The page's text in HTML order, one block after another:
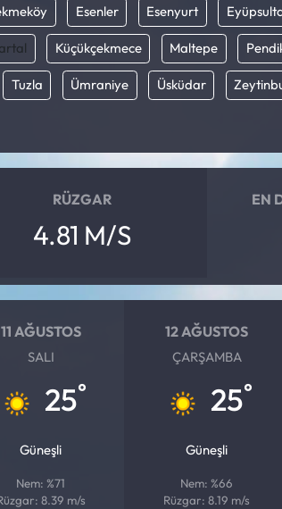
Esenler Esenyurt
Küçükçekmece Maltepe
Tuzla Ümraniye Üsküdar
RÜZGAR
4.81 M/S
EN
11 AĞUSTOS
SALI
25°
Güneşli
Nem: %71
8.39 m/s
12 AĞUSTOS
ÇARŞAMBA
25°
Güneşli
Nem: %66
Rüzgar: 8.19 m/s